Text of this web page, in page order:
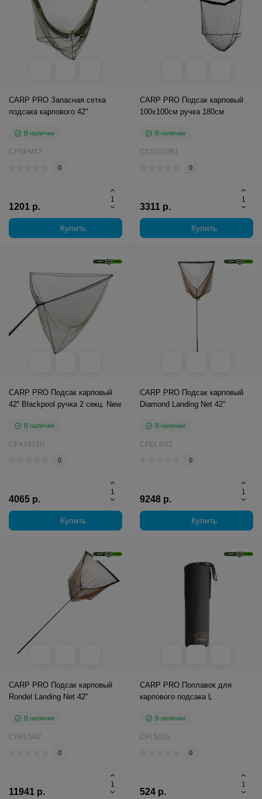
CARP PRO Запасная сетка
подсака карпового 42"
В наличии
CPSPM42
0
1201 р.
Купить
CARP PRO Подсак карповый
100х100см ручка 180см
В наличии
CX1010281
0
3311 р.
Купить
CARP PRO Подсак карповый
42'' Blackpool ручка 2 секц. New
В наличии
CPX1818N
0
4065 р.
Купить
CARP PRO Подсак карповый
Diamond Landing Net 42"
В наличии
CPDLN42
0
9248 р.
Купить
CARP PRO Подсак карповый
Rondel Landing Net 42''
В наличии
CPRLN42
0
11941 р.
CARP PRO Поплавок для
карпового подсака L
В наличии
CPL5055
0
524 р.